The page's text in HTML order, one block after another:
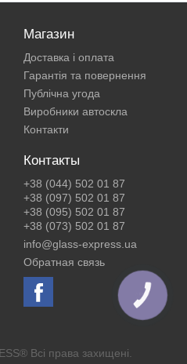
Магазин
Доставка і оплата
Гарантія та повернення
Публічна угода
Виробники автоскла
Контакти
Контакты
+38 (044) 502 01 87
+38 (097) 502 01 87
+38 (095) 502 01 87
+38 (073) 502 01 87
info@glass-express.ua
Обратная связь
Всі права захищені.
КНОПКА
ЗВ'ЯЗКУ